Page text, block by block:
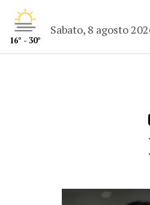
16° - 30°
Sabato, 8 agosto